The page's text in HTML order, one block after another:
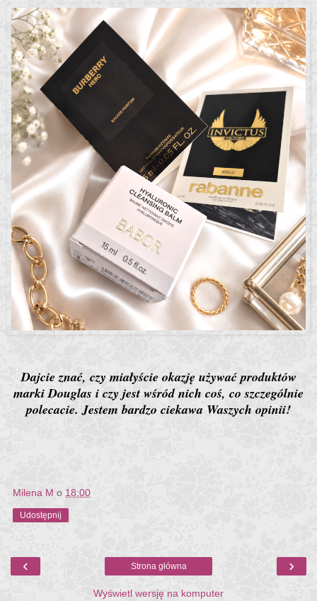
Dajcie znać, czy miałyście okazję używać produktów
marki Douglas i czy jest wśród nich coś, co szczególnie
polecacie. Jestem bardzo ciekawa Waszych opinii!
Milena M o 18:00
Udostępnij
‹ ›
Strona główna
Wyświetl wersję na komputer